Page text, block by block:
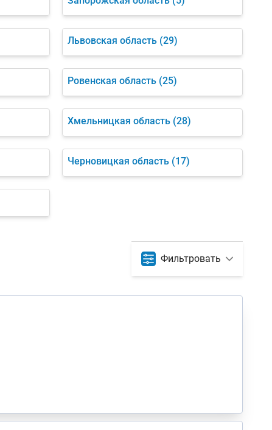
Львовская область (29)
Ровенская область (25)
Хмельницкая область (28)
Черновицкая область (17)
Фильтровать